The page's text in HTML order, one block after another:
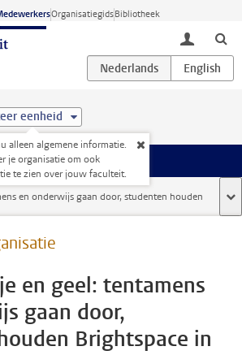
OrganisatiegidsBibliotheek
toggle
eenheid
alleen algemene informatie.
je organisatie om ook
te zien over jouw faculteit.
en onderwijs gaan door, studenten houden
en geel: tentamens
gaan door,
Brightspace in